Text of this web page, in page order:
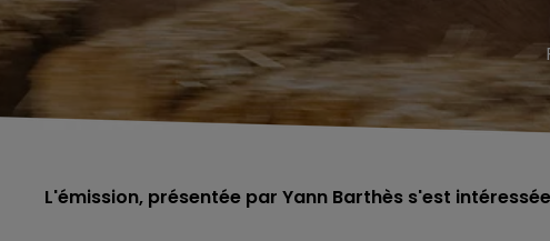
L'émission, présentée par Yann Barthès s'est